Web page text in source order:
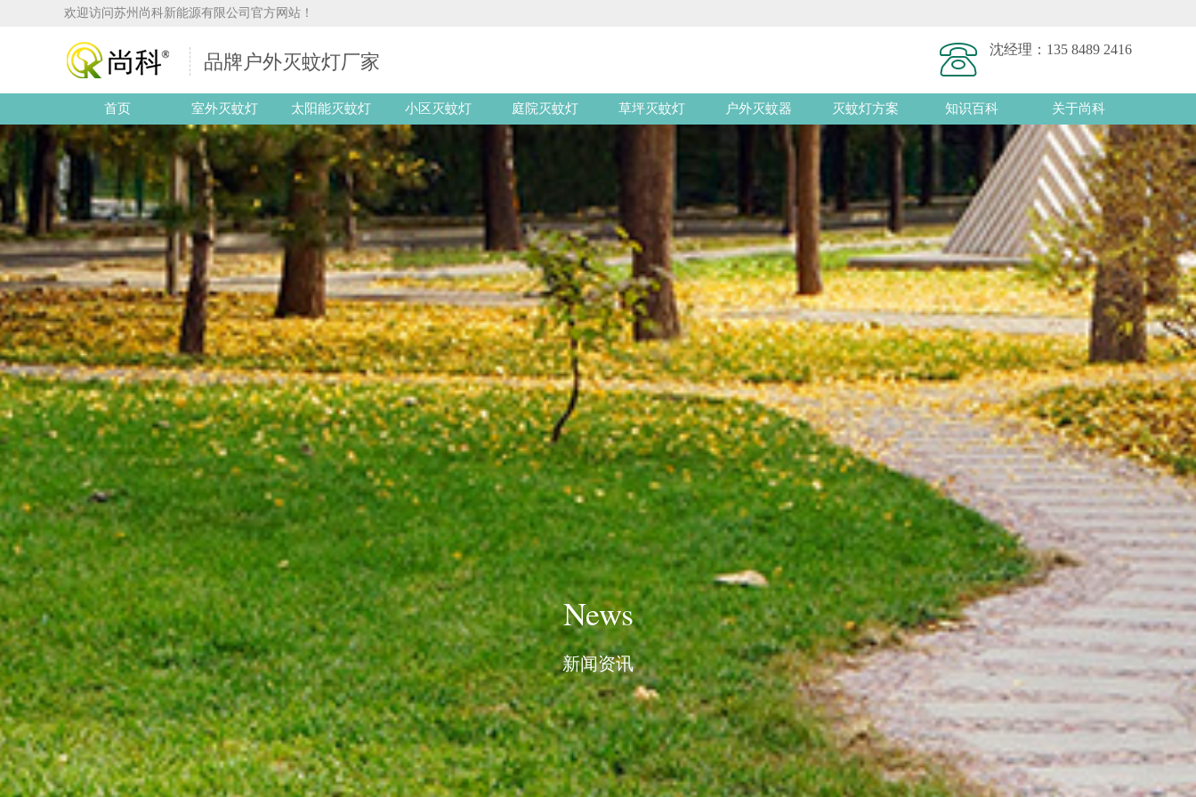
欢迎访问苏州尚科新能源有限公司官方网站！
品牌户外灭蚊灯厂家
沈经理： 135 8489 2416
首页 室外灭蚊灯 太阳能灭蚊灯 小区灭蚊灯 庭院灭蚊灯 草坪灭蚊灯 户外灭蚊器 灭蚊灯方案 知识百科 关于尚科
News
新闻资讯